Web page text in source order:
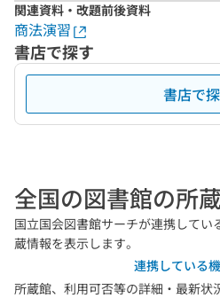
関連資料・改題前後資料
商法演習
書店で探す
書店で
全国の図書館の所
国立国会図書館サーチが連携してい
蔵情報を表示します。
連携している
所蔵館、利用可否等の詳細・最新状